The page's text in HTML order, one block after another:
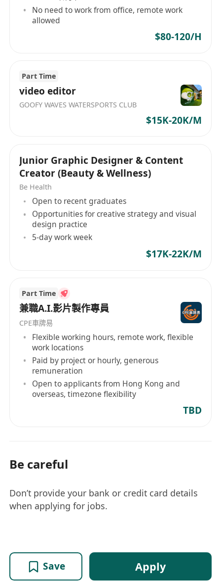
· 對 AI 版權、肖像權、音樂授權有基本認知
能力的自由工作者
· 歡迎香港及海外申請者，時區彈性
No need to work from office, remote work
allowed
$80-120/H
Part Time
video editor
GOOFY WAVES WATERSPORTS CLUB
$15K-20K/M
Junior Graphic Designer & Content
Creator (Beauty & Wellness)
Be Health
Open to recent graduates
Opportunities for creative strategy and visual
design practice
5-day work week
$17K-22K/M
Part Time
兼職A.I.影片製作專員
CPE車牌易
Flexible working hours, remote work, flexible
work locations
Paid by project or hourly, generous
remuneration
Open to applicants from Hong Kong and
overseas, timezone flexibility
TBD
Be careful
Don’t provide your bank or credit card details
when applying for jobs.
Save Apply